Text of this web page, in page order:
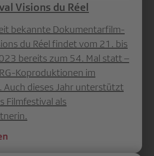
Visions du Réel
bekannte Dokumentarfilm-
du Réel findet vom 21. bis
bereits zum 54. Mal statt –
Koproduktionen im
Auch dieses Jahr unterstützt
Filmfestival als